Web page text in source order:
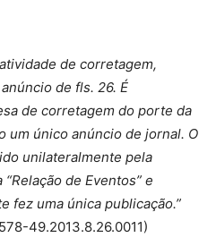
de corretagem,
de fls. 26. É
de corretagem do porte da
um único anúncio de jornal. O
unilateralmente pela
de Eventos” e
fez uma única publicação.”
49.2013.8.26.0011)